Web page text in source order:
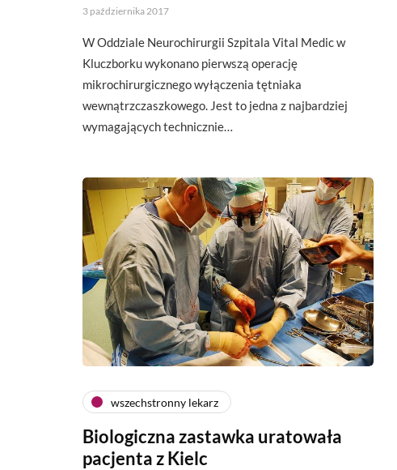
3 października 2017
W Oddziale Neurochirurgii Szpitala Vital Medic w
Kluczborku wykonano pierwszą operację
mikrochirurgicznego wyłączenia tętniaka
wewnątrzczaszkowego. Jest to jedna z najbardziej
wymagających technicznie…
wszechstronny lekarz
Biologiczna zastawka uratowała
pacjenta z Kielc